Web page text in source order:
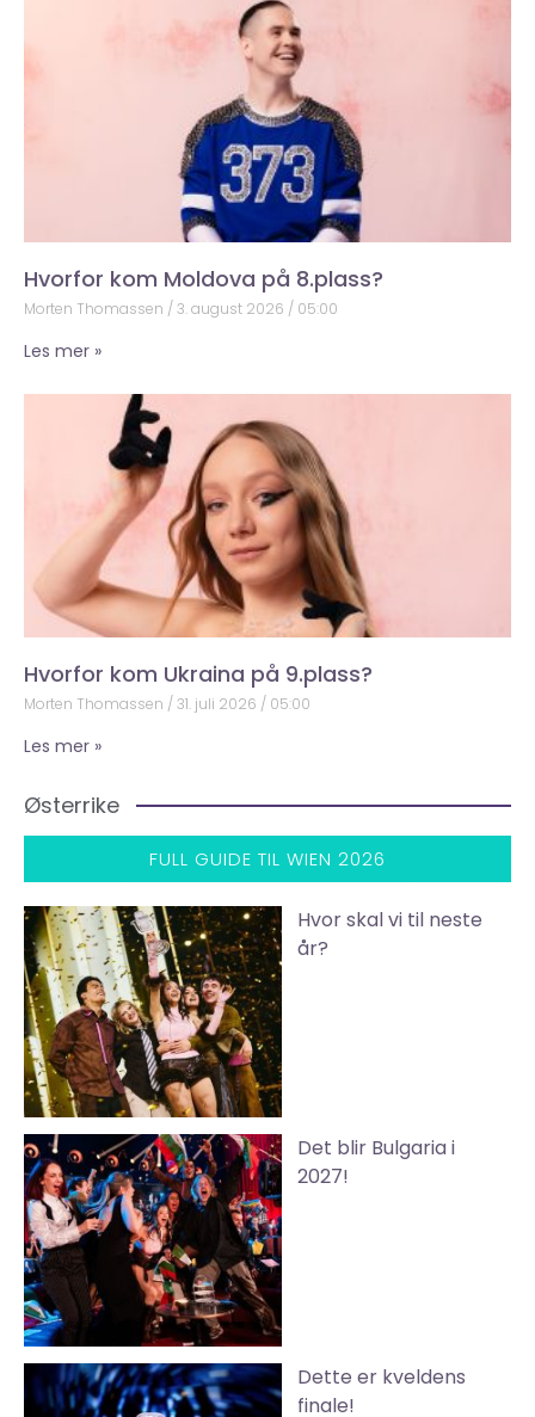
Hvorfor kom Moldova på 8.plass?
Morten Thomassen 3. august 2026 05:00
Les mer »
Hvorfor kom Ukraina på 9.plass?
Morten Thomassen 31. juli 2026 05:00
Les mer »
Østerrike
FULL GUIDE TIL WIEN 2026
Hvor skal vi til neste
år?
Det blir Bulgaria i
2027!
Dette er kveldens
finale!